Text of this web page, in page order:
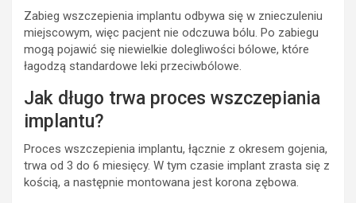
Zabieg wszczepienia implantu odbywa się w znieczuleniu
miejscowym, więc pacjent nie odczuwa bólu. Po zabiegu
mogą pojawić się niewielkie dolegliwości bólowe, które
łagodzą standardowe leki przeciwbólowe.
Jak długo trwa proces wszczepiania
implantu?
Proces wszczepienia implantu, łącznie z okresem gojenia,
trwa od 3 do 6 miesięcy. W tym czasie implant zrasta się z
kością, a następnie montowana jest korona zębowa.